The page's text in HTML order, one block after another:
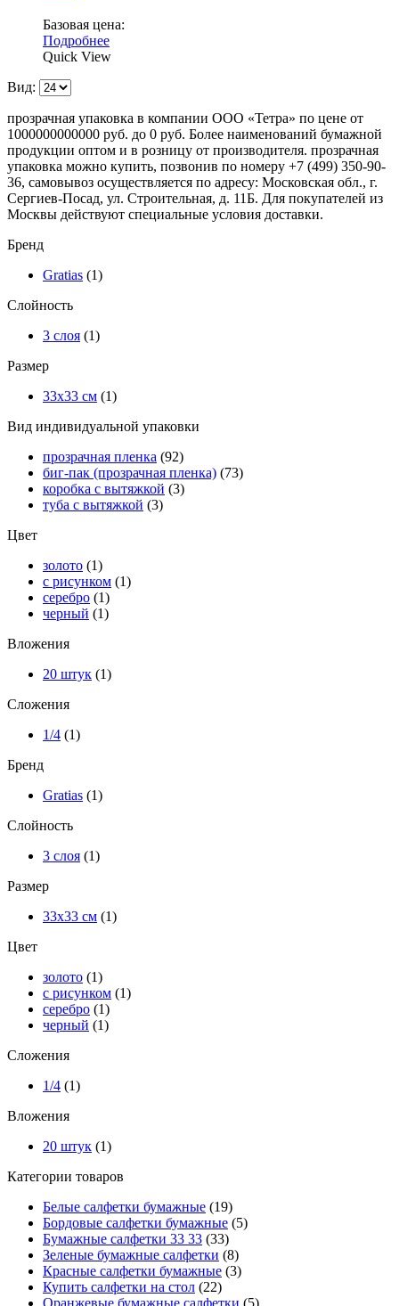
Базовая цена:
Подробнее
Quick View
Вид:
прозрачная упаковка в компании ООО «Тетра» по цене от
1000000000000 руб. до 0 руб. Более наименований бумажной
продукции оптом и в розницу от производителя. прозрачная
упаковка можно купить, позвонив по номеру +7 (499) 350-90-
36, самовывоз осуществляется по адресу: Московская обл., г.
Сергиев-Посад, ул. Строительная, д. 11Б. Для покупателей из
Москвы действуют специальные условия доставки.
Бренд
Gratias (1)
Слойность
3 слоя (1)
Размер
33х33 см (1)
Вид индивидуальной упаковки
прозрачная пленка (92)
биг-пак (прозрачная пленка) (73)
коробка с вытяжкой (3)
туба с вытяжкой (3)
Цвет
золото (1)
с рисунком (1)
серебро (1)
черный (1)
Вложения
20 штук (1)
Сложения
1/4 (1)
Бренд
Gratias (1)
Слойность
3 слоя (1)
Размер
33х33 см (1)
Цвет
золото (1)
с рисунком (1)
серебро (1)
черный (1)
Сложения
1/4 (1)
Вложения
20 штук (1)
Категории товаров
Белые салфетки бумажные (19)
Бордовые салфетки бумажные (5)
Бумажные салфетки 33 33 (33)
Зеленые бумажные салфетки (8)
Красные салфетки бумажные (3)
Купить салфетки на стол (22)